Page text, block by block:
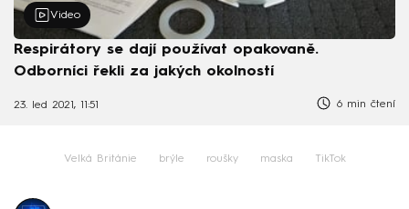
Video
Respirátory se dají používat opakovaně.
Odborníci řekli za jakých okolností
23. led 2021, 11:51 6 min čtení
Velká Británie brýle roušky maska TikTok